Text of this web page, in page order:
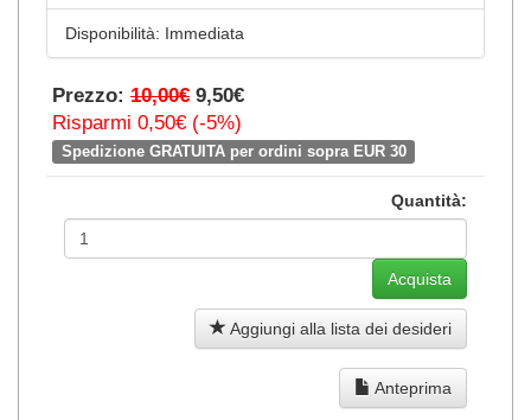
Disponibilità: Immediata
Prezzo: 10,00€ 9,50€
Risparmi 0,50€ (-5%)
Spedizione GRATUITA per ordini sopra EUR 30
Quantità:
Aggiungi alla lista dei desideri
Anteprima